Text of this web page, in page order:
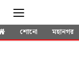
শোনো মহানগর